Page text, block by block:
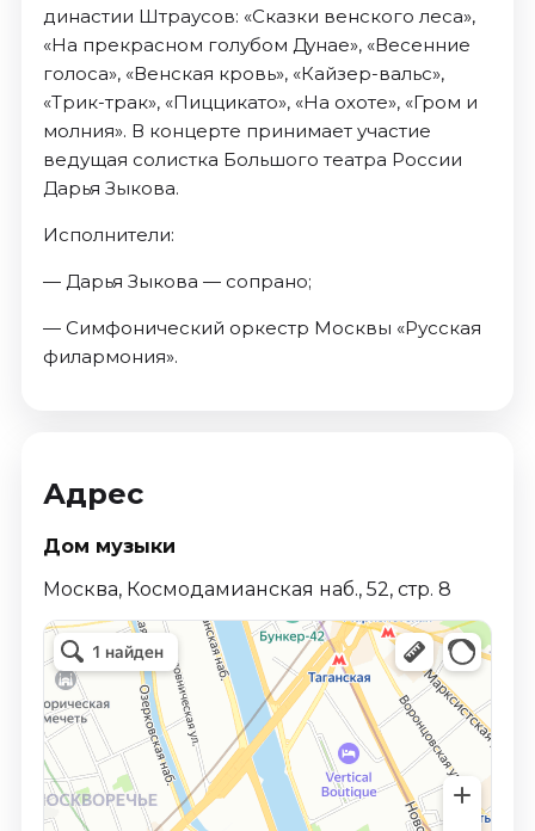
династии Штраусов: «Сказки венского леса»,
«На прекрасном голубом Дунае», «Весенние
голоса», «Венская кровь», «Кайзер-вальс»,
«Трик-трак», «Пиццикато», «На охоте», «Гром и
молния». В концерте принимает участие
ведущая солистка Большого театра России
Дарья Зыкова.
Исполнители:
— Дарья Зыкова — сопрано;
— Симфонический оркестр Москвы «Русская
филармония».
Адрес
Дом музыки
Москва, Космодамианская наб., 52, стр. 8